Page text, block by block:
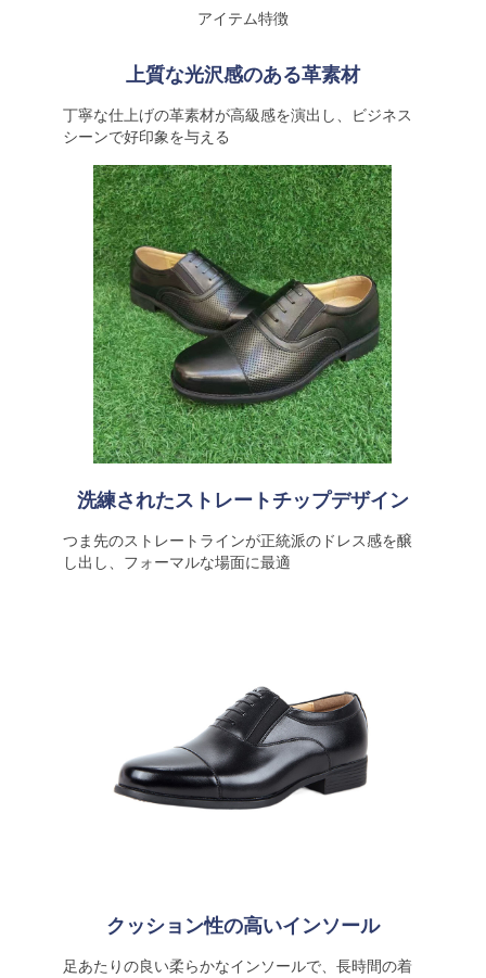
アイテム特徴
上質な光沢感のある革素材
丁寧な仕上げの革素材が高級感を演出し、ビジネス
シーンで好印象を与える
洗練されたストレートチップデザイン
つま先のストレートラインが正統派のドレス感を醸
し出し、フォーマルな場面に最適
クッション性の高いインソール
足あたりの良い柔らかなインソールで、長時間の着